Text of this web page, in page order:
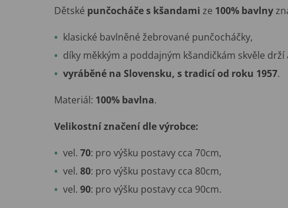
Dětské punčocháče s kšandami ze 100% bavlny
klasické bavlněné žebrované punčocháčky,
díky měkkým a poddajným kšandičkám skvěle
vyráběné na Slovensku, s tradicí od roku 1957.
Materiál: 100% bavlna.
Velikostní značení dle výrobce:
vel. 70: pro výšku postavy cca 70cm,
vel. 80: pro výšku postavy cca 80cm,
vel. 90: pro výšku postavy cca 90cm.